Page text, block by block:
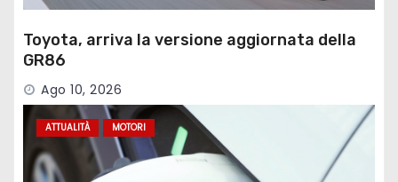
Toyota, arriva la versione aggiornata della
GR86
Ago 10, 2026
ATTUALITÀ MOTORI